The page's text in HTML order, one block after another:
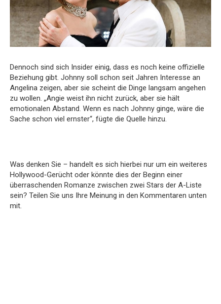
Dennoch sind sich Insider einig, dass es noch keine offizielle
Beziehung gibt. Johnny soll schon seit Jahren Interesse an
Angelina zeigen, aber sie scheint die Dinge langsam angehen
zu wollen. „Angie weist ihn nicht zurück, aber sie hält
emotionalen Abstand. Wenn es nach Johnny ginge, wäre die
Sache schon viel ernster“, fügte die Quelle hinzu.
Was denken Sie – handelt es sich hierbei nur um ein weiteres
Hollywood-Gerücht oder könnte dies der Beginn einer
überraschenden Romanze zwischen zwei Stars der A-Liste
sein? Teilen Sie uns Ihre Meinung in den Kommentaren unten
mit.